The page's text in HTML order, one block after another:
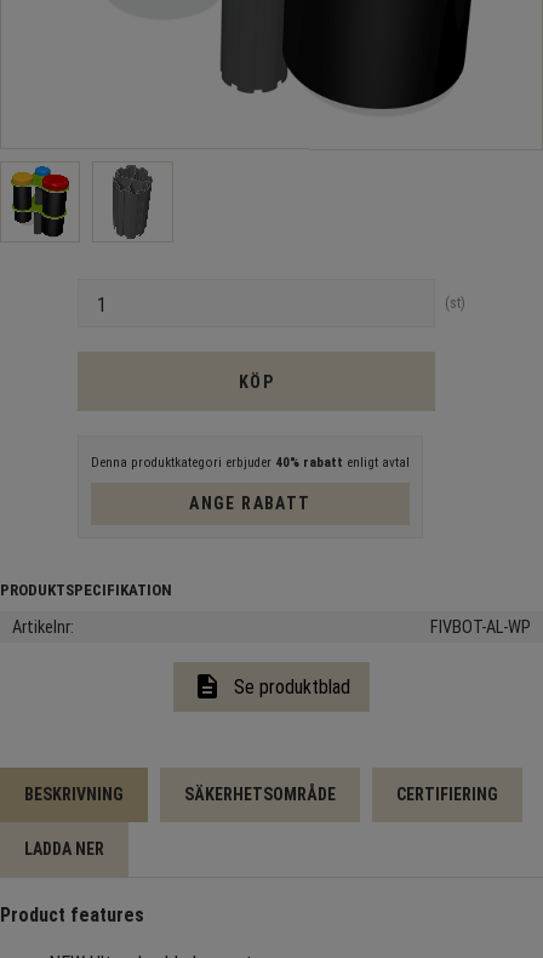
st
KÖP
Denna produktkategori erbjuder 40% rabatt enligt avtal
ANGE RABATT
Artikelnr FIVBOT-AL-WP
description Se produktblad
BESKRIVNING SÄKERHETSOMRÅDE CERTIFIERING
LADDA NER
Product features